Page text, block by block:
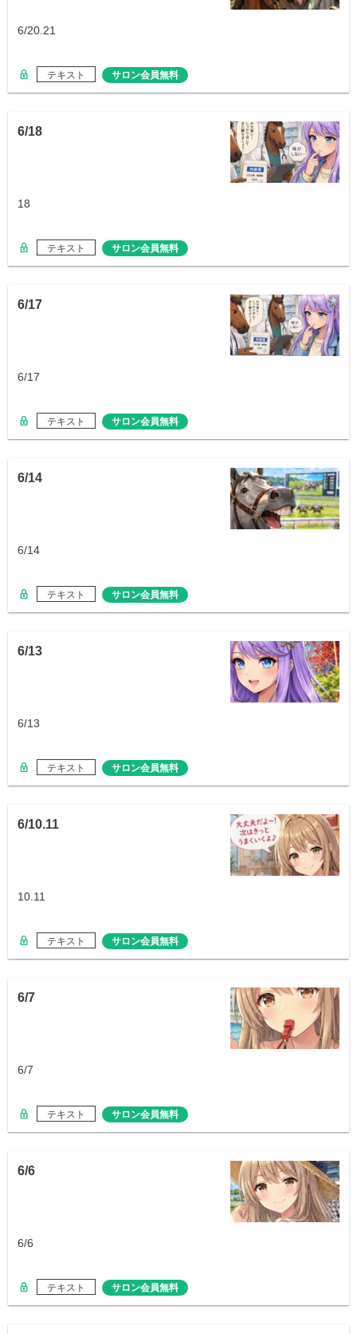
6/20.21
テキスト サロン会員無料
6/18
18
テキスト サロン会員無料
6/17
6/17
テキスト サロン会員無料
6/14
6/14
テキスト サロン会員無料
6/13
6/13
テキスト サロン会員無料
6/10.11
10.11
テキスト サロン会員無料
6/7
6/7
テキスト サロン会員無料
6/6
6/6
テキスト サロン会員無料